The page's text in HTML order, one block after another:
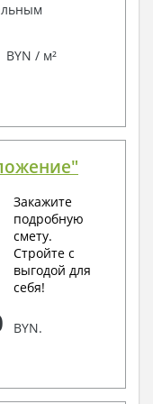
BYN / м²
Закажите
подробную
смету.
Стройте с
выгодой для
себя!
BYN.